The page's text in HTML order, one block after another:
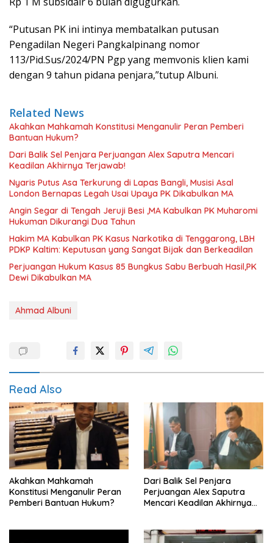
“Putusan PK ini intinya membatalkan putusan
Pengadilan Negeri Pangkalpinang nomor
113/Pid.Sus/2024/PN Pgp yang memvonis klien kami
dengan 9 tahun pidana penjara,”tutup Albuni.
Related News
Akahkan Mahkamah Konstitusi Menganulir Peran Pemberi
Bantuan Hukum?
Dari Balik Sel Penjara Perjuangan Alex Saputra Mencari
Keadilan Akhirnya Terjawab!
Nyaris Putus Asa Terkurung di Lapas Bangli, Musisi Asal
London Bernapas Legah Usai Upaya PK Dikabulkan MA
Angin Segar di Tengah Jeruji Besi ,MA Kabulkan PK Muharomi
Hukuman Dikurangi Dua Tahun
Hakim MA Kabulkan PK Kasus Narkotika di Tenggarong, LBH
PDKP Kaltim: Keputusan yang Sangat Bijak dan Berkeadilan
Perjuangan Hukum Kasus 85 Bungkus Sabu Berbuah Hasil,PK
Dewi Dikabulkan MA
Ahmad Albuni
Read Also
Akahkan Mahkamah
Konstitusi Menganulir Peran
Pemberi Bantuan Hukum?
Dari Balik Sel Penjara
Perjuangan Alex Saputra
Mencari Keadilan Akhirnya